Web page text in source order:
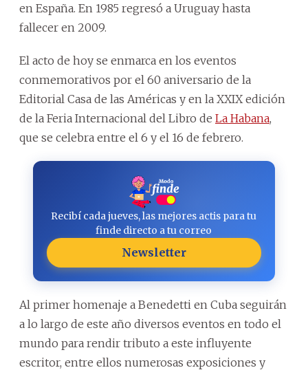
en España. En 1985 regresó a Uruguay hasta
fallecer en 2009.
El acto de hoy se enmarca en los eventos
conmemorativos por el 60 aniversario de la
Editorial Casa de las Américas y en la XXIX edición
de la Feria Internacional del Libro de La Habana,
que se celebra entre el 6 y el 16 de febrero.
Recibí cada jueves, las mejores actis para tu
finde directo a tu correo
Newsletter
Al primer homenaje a Benedetti en Cuba seguirán
a lo largo de este año diversos eventos en todo el
mundo para rendir tributo a este influyente
escritor, entre ellos numerosas exposiciones y